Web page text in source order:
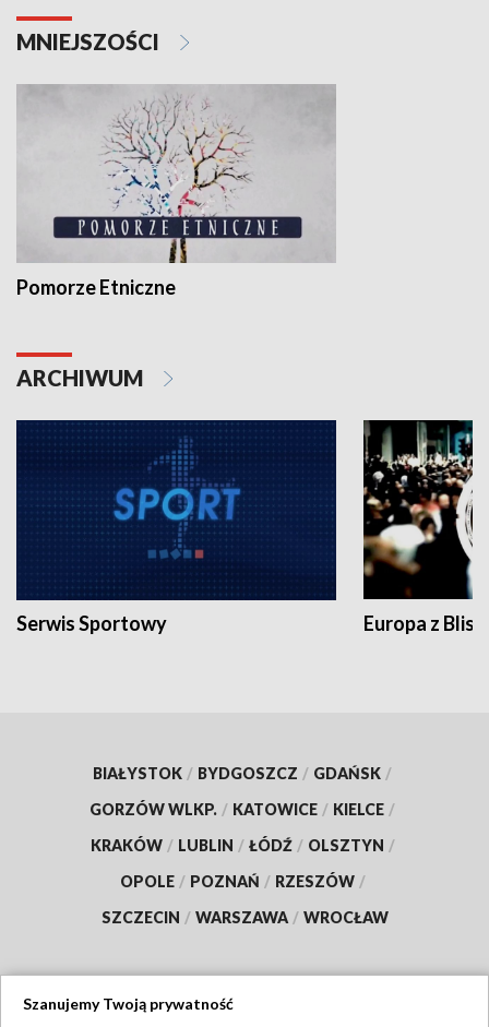
MNIEJSZOŚCI
Pomorze Etniczne
ARCHIWUM
Serwis Sportowy Europa z
BIAŁYSTOK / BYDGOSZCZ / GDAŃSK /
GORZÓW WLKP. / KATOWICE / KIELCE /
KRAKÓW / LUBLIN / ŁÓDŹ / OLSZTYN /
OPOLE / POZNAŃ / RZESZÓW /
SZCZECIN / WARSZAWA / WROCŁAW
Szanujemy Twoją prywatność